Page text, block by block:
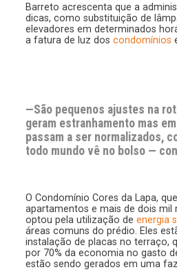
Barreto acrescenta que a
dicas, como substituição de
elevadores em determinados
a fatura de luz doscondomínios
—São pequenos ajustes na
geram estranhamento mas
passam a ser normalizados,
todo mundo vê no bolso —
O Condomínio Cores da Lapa,
apartamentos e mais de dois mil
optou pela utilização de energia
áreas comuns do prédio. Eles
instalação de placas no terraço,
por 70% da economia no gasto
estão sendo gerados em uma